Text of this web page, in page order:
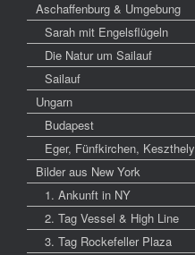
Aschaffenburg & Umgebung
Sarah mit Engelsflügeln
Die Natur um Sailauf
Sailauf
Ungarn
Budapest
Eger, Fünfkirchen, Keszthely
Bilder aus New York
1. Ankunft in NY
2. Tag Vessel & High Line
3. Tag Rockefeller Plaza